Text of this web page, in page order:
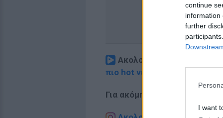
continue
information
further
I want
Ακολουθήστε το E-
πιο hot νέα
Για ακόμη περισσότερα